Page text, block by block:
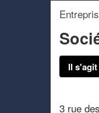
Il
3 rue